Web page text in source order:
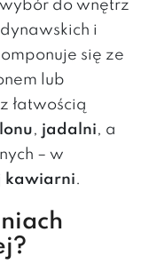
do wnętrz
i
się ze
lub
łatwością
, jadalni, a
– w
kawiarni.